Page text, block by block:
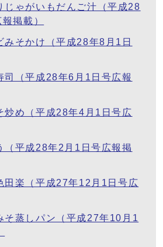
じゃがいもだんご汁（平成28
掲載）
みそかけ（平成28年8月1日
司（平成28年6月1日号広報
炒め（平成28年4月1日号広
（平成28年2月1日号広報掲
田楽（平成27年12月1日号広
そ蒸しパン（平成27年10月1